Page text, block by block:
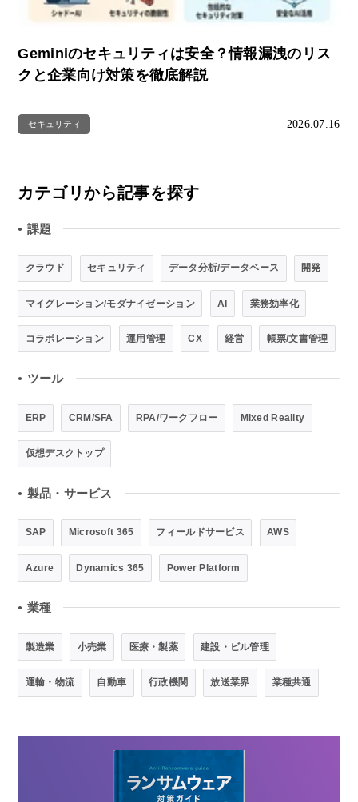
Geminiのセキュリティは安全？情報漏洩のリス
クと企業向け対策を徹底解説
セキュリティ 2026.07.16
カテゴリから記事を探す
● 課題
クラウド セキュリティ データ分析/データベース 開発
マイグレーション/モダナイゼーション AI 業務効率化
コラボレーション 運用管理 CX 経営 帳票/文書管理
● ツール
ERP CRM/SFA RPA/ワークフロー Mixed Reality
仮想デスクトップ
● 製品・サービス
SAP Microsoft 365 フィールドサービス AWS
Azure Dynamics 365 Power Platform
● 業種
製造業 小売業 医療・製薬 建設・ビル管理
運輸・物流 自動車 行政機関 放送業界 業種共通